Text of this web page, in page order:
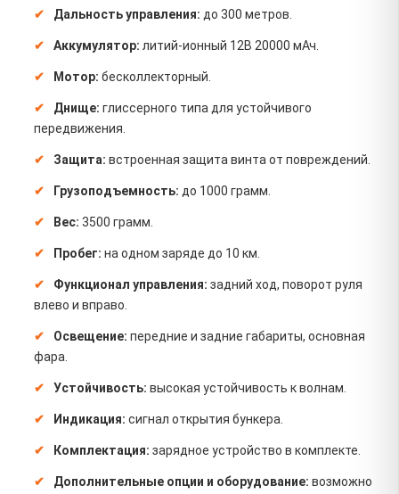
Дальность управления: до 300 метров.
Аккумулятор: литий-ионный 12В 20000 мАч.
Мотор: бесколлекторный.
Днище: глиссерного типа для устойчивого
передвижения.
Защита: встроенная защита винта от повреждений.
Грузоподъемность: до 1000 грамм.
Вес: 3500 грамм.
Пробег: на одном заряде до 10 км.
Функционал управления: задний ход, поворот руля
влево и вправо.
Освещение: передние и задние габариты, основная
фара.
Устойчивость: высокая устойчивость к волнам.
Индикация: сигнал открытия бункера.
Комплектация: зарядное устройство в комплекте.
Дополнительные опции и оборудование: возможно